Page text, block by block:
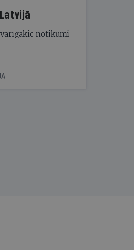
notikumi